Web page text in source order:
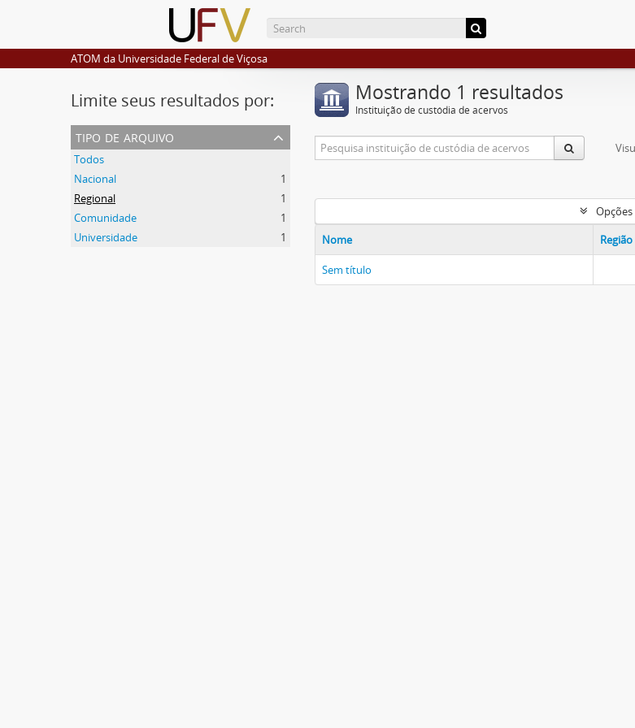
ATOM da Universidade Federal de Viçosa
Limite seus resultados por:
tipo de arquivo
Todos
Nacional
1
Regional
1
Comunidade
1
Universidade
1
Mostrando 1 resultados
Instituição de custódia de acervos
Nome
Região
Sem título